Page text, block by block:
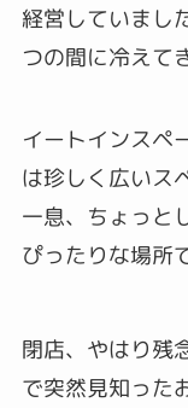
経営していまし
つの間に冷えて
イートインスペ
は珍しく広いス
一息、ちょっと
ぴったりな場所
閉店、やはり残
で突然見知った